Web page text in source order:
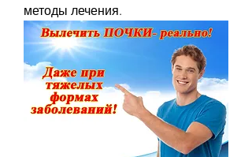
методы лечения.